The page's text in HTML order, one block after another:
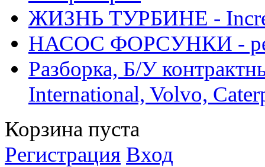
ЖИЗНЬ ТУРБИНЕ -
НАСОС ФОРСУНКИ -
Разборка, Б/У
International, Volvo,
Корзина пуста
Регистрация Вход